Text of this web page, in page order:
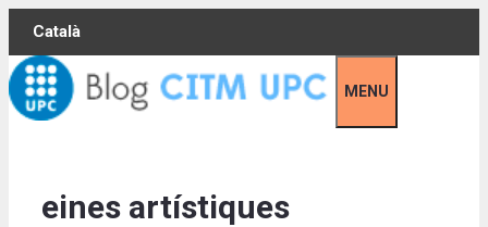
Skip
content
Català
MENU
eines artístiques